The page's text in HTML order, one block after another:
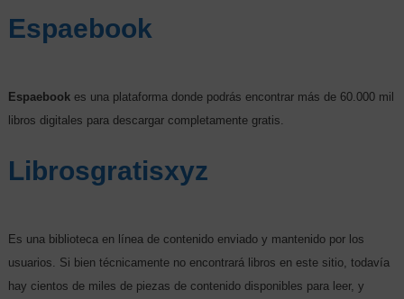
Espaebook
Espaebook es una plataforma donde podrás encontrar más de 60.000 mil
libros digitales para descargar completamente gratis.
Librosgratisxyz
Es una biblioteca en línea de contenido enviado y mantenido por los
usuarios. Si bien técnicamente no encontrará libros en este sitio, todavía
hay cientos de miles de piezas de contenido disponibles para leer, y